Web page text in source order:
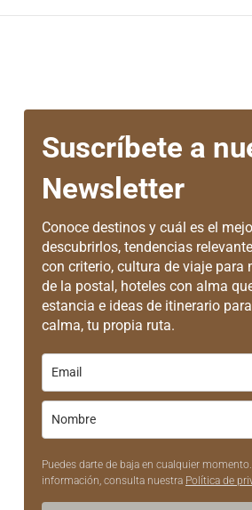
Suscríbete a
Newsletter
Conoce destinos y cuál es el
descubrirlos, tendencias
con criterio, cultura de viaje para
de la postal, hoteles con alma
estancia e ideas de itinerario
calma, tu propia ruta.
Puedes darte de baja en cualquier
información, consulta nuestra Política de